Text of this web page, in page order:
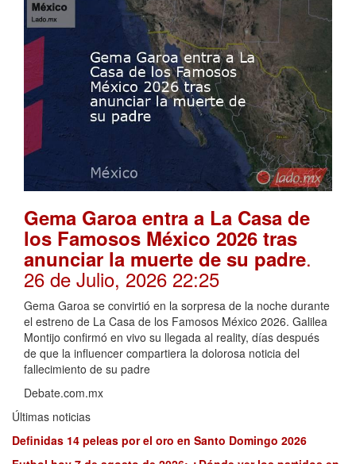
Gema Garoa entra a La Casa de
los Famosos México 2026 tras
anunciar la muerte de su padre.
26 de Julio, 2026 22:25
Gema Garoa se convirtió en la sorpresa de la noche durante
el estreno de La Casa de los Famosos México 2026. Galilea
Montijo confirmó en vivo su llegada al reality, días después
de que la influencer compartiera la dolorosa noticia del
fallecimiento de su padre
Debate.com.mx
Últimas noticias
Definidas 14 peleas por el oro en Santo Domingo 2026